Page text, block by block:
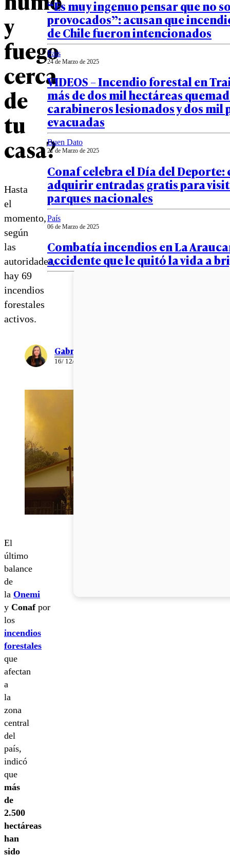
y
fuego
cerca
de
tu
casa?
Hasta
el
momento,
según
las
autoridades,
hay 69
incendios
forestales
activos.
Gabriela Romo
16/ 12/ 2022
El
último
balance
de
la Onemi
y Conafpor
los
incendios
forestales
que
afectan
a
la
zona
central
del
país,
indicó
que
más
de
2.500
hectáreas
han
sido
“Es muy ingenuo pensar que no
provocados”: acusan que
de Chile fueron intencionados
País
24 de Marzo de 2025
VIDEOS – Incendio forestal en
más de dos mil hectáreas
carabineros lesionados y dos mil
evacuadas
Buen Dato
21 de Marzo de 2025
Conaf celebra el Día del Deporte:
adquirir entradas gratis para
parques nacionales
País
06 de Marzo de 2025
Combatía incendios en La
accidente que le quitó la vida a